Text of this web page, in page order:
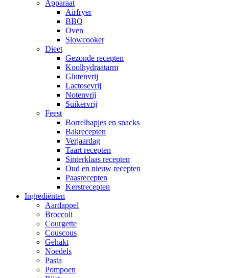
Apparaat
Airfryer
BBQ
Oven
Slowcooker
Dieet
Gezonde recepten
Koolhydraatarm
Glutenvrij
Lactosevrij
Notenvrij
Suikervrij
Feest
Borrelhapjes en snacks
Bakrecepten
Verjaardag
Taart recepten
Sinterklaas recepten
Oud en nieuw recepten
Paasrecepten
Kerstrecepten
Ingrediënten
Aardappel
Broccoli
Courgette
Couscous
Gehakt
Noedels
Pasta
Pompoen